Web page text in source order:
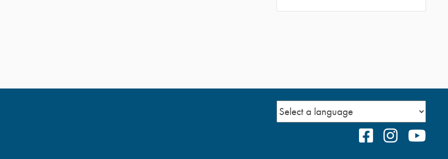
FACEBOOK